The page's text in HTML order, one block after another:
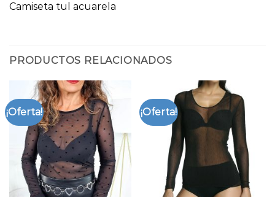
Camiseta tul acuarela
PRODUCTOS RELACIONADOS
¡Oferta! ¡Oferta!